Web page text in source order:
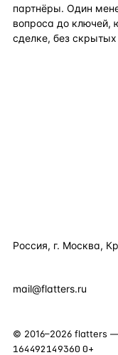
партнёры. Один
вопроса до ключей,
сделке, без
Россия, г. Москва,
mail@flatters.ru
© 2016–2026 flatters —
164492149360 0+